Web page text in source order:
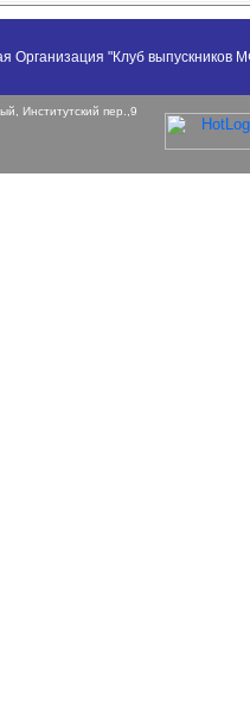
Организация "Клуб выпускников
Институтский пер.,9